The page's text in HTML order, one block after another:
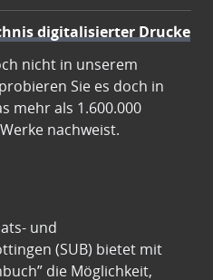
digitalisierter Drucke
nicht in unserem
Sie es doch in
mehr als 1.600.000
nachweist.
und
(SUB) bietet mit
die Möglichkeit,